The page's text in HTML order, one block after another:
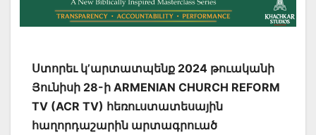
Ստորեւ կ’արտատպենք 2024 թուականի
Յունիսի 28-ի ARMENIAN CHURCH REFORM
TV (ACR TV) հեռուստատեսային
հաղորդաշարին արտագրուած